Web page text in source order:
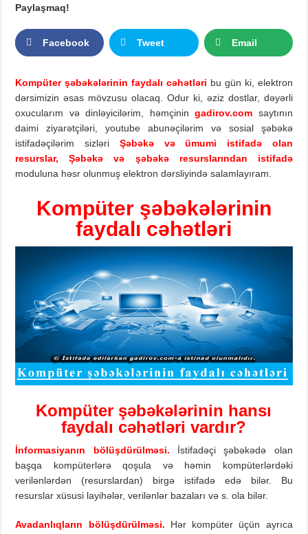
Paylaşmaq!
Facebook Tweet Email
Kompüter şəbəkələrinin faydalı cəhətləri bu gün ki, elektron
dərsimizin əsas mövzusu olacaq. Odur ki, əziz dostlar, dəyərli
oxucularım və dinləyicilərim, həmçiningadirov.com saytının
daimi ziyarətçiləri, youtube abunəçilərim və sosial şəbəkə
istifadəçilərim sizləri Şəbəkə və ümumi istifadə olan
resurslar,
Şəbəkə və şəbəkə resurslarından istifadə
moduluna həsr olunmuş elektron dərsliyində salamlayıram.
Kompüter şəbəkələrinin
faydalı cəhətləri
Kompüter şəbəkələrinin hansı
faydalı cəhətləri vardır?
İnformasiyanın bölüşdürülməsi.
İstifadəçi şəbəkədə olan
başqa kompüterlərə qoşula və həmin kompüterlərdəki
verilənlərdən (resurslardan) birgə istifadə edə bilər. Bu
resurslar xüsusi layihələr, verilənlər bazaları və s. ola bilər.
Avadanlıqların bölüşdürülməsi.
Hər kompüter üçün ayrıca